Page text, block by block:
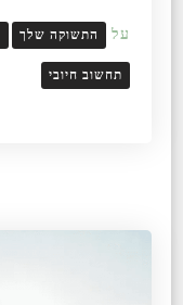
על התשוקה שלך
תחשוב חיובי